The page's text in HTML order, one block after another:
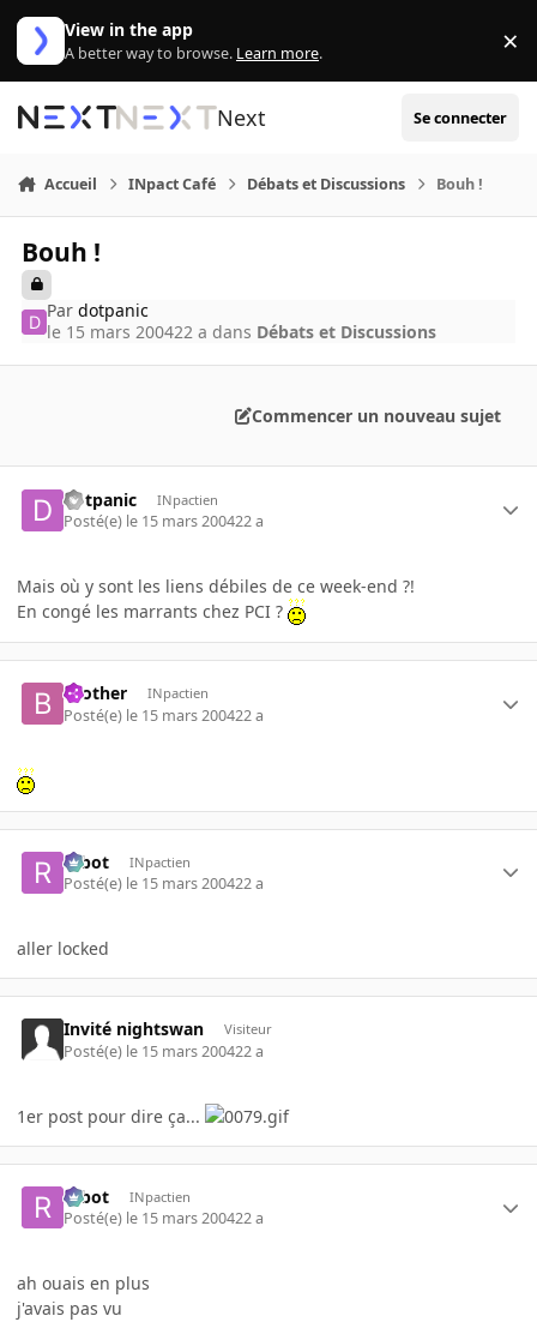
Aller au contenu
View in the app
A better way to browse. Learn more. ×
Next Se connecter
Accueil INpact Café Débats et Discussions Bouh !
Bouh !
Pardotpanic
le 15 mars 200422 a dans Débats et Discussions
Commencer un nouveau sujet
dotpanic INpactien
Posté(e) le 15 mars 200422 a
Mais où y sont les liens débiles de ce week-end ?!
En congé les marrants chez PCI ?
brother INpactien
Posté(e) le 15 mars 200422 a
rabot INpactien
Posté(e) le 15 mars 200422 a
aller locked
Invité nightswan Visiteur
Posté(e) le 15 mars 200422 a
1er post pour dire ça...
rabot INpactien
Posté(e) le 15 mars 200422 a
ah ouais en plus
j'avais pas vu